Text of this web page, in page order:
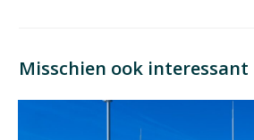
Misschien ook interessant